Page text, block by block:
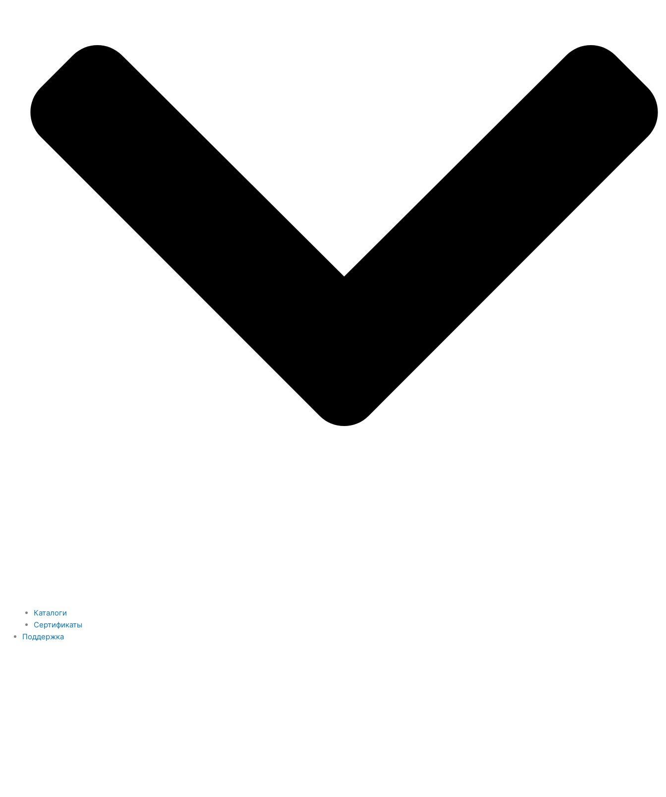
Каталоги
Сертификаты
Поддержка